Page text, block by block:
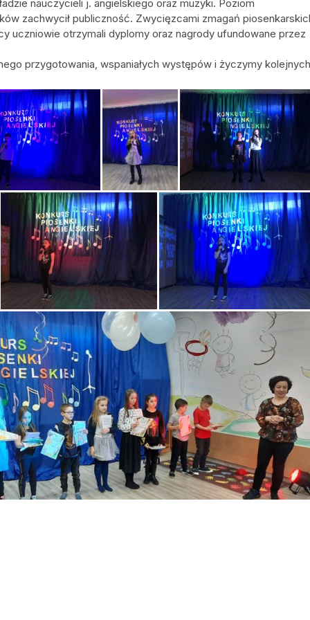
nauczycieli j. angielskiego oraz muzyki. Poziom
zachwycił publiczność. Zwycięzcami zmagań
uczniowie otrzymali dyplomy oraz nagrody ufundowane przez
przygotowania, wspaniałych występów i życzymy kolejnych